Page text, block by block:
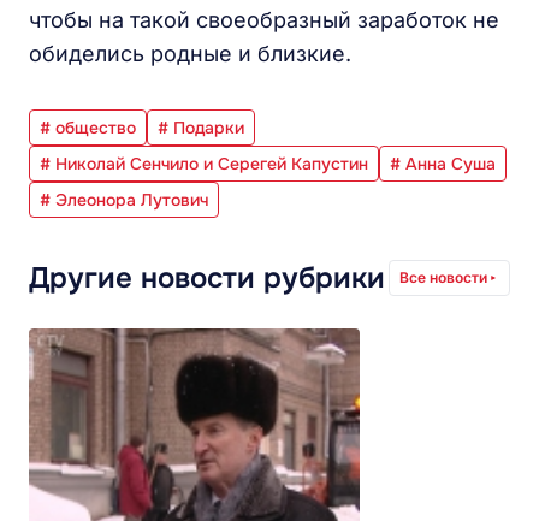
чтобы на такой своеобразный заработок не
обиделись родные и близкие.
# общество
# Подарки
# Николай Сенчило и Серегей Капустин
# Анна Суша
# Элеонора Лутович
Другие новости рубрики Все новости